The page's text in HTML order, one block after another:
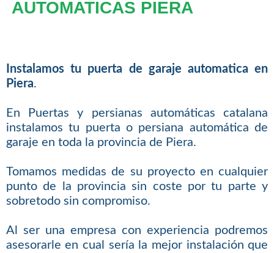
AUTOMATICAS PIERA
Instalamos tu puerta de garaje automatica en
Piera.
En Puertas y persianas automáticas catalana
instalamos tu puerta o persiana automática de
garaje en toda la provincia de Piera.
Tomamos medidas de su proyecto en cualquier
punto de la provincia sin coste por tu parte y
sobretodo sin compromiso.
Al ser una empresa con experiencia podremos
asesorarle en cual sería la mejor instalación que